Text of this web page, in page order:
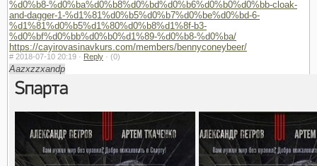
%d0%b8-%d0%ba%d0%b8%d0%bd%d0%b6%d0%b0%d0%bb-cloak-
and-dagger-1-%d1%81%d0%b5%d0%b7%d0%be%d0%bd-6-
%d1%81%d0%b5%d1%80%d0%b8%d1%8f-b3-
%d0%bf%d0%bb%d0%b0%d1%89-%d0%b8-%d0%ba/
https://cayirovasinavkurs.com/members/bennyconeybeer/
# 2018-07-10 20:19 · Reply · (0)
Aazxzzxandp